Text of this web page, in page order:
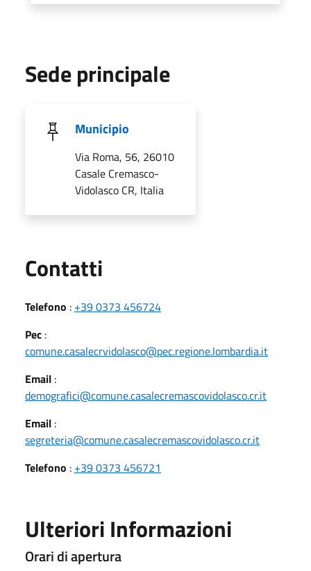
Sede principale
Municipio
Via Roma, 56, 26010
Casale Cremasco-
Vidolasco CR, Italia
Contatti
Telefono : +39 0373 456724
Pec :
comune.casalecrvidolasco@pec.regione.lombardia.it
Email :
demografici@comune.casalecremascovidolasco.cr.it
Email :
segreteria@comune.casalecremascovidolasco.cr.it
Telefono : +39 0373 456721
Ulteriori Informazioni
Orari di apertura